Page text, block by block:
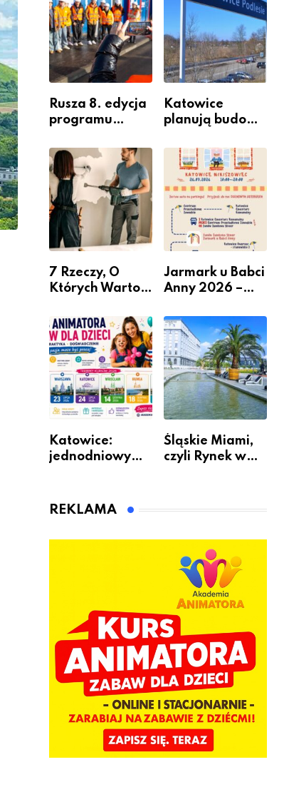
Rusza 8. edycja
programu
Miastem
Fachowców” –
nabór dla
przedsiębiorców
Katowice
planują budowę
przesiadkoweg
o w Podlesiu
7 Rzeczy, O
Których Warto
Remontem
Mieszkania
Jarmark u Babci
Anny 2026 –
Katowice:
jednodniowy
animatora
Śląskie Miami,
czyli Rynek w
REKLAMA